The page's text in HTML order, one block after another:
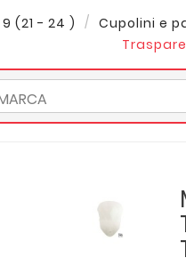
(21 - 24 ) Cupolini e